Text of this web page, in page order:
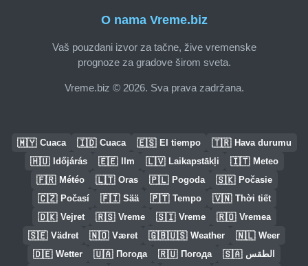
O nama Vreme.biz
Vaš pouzdani izvor za tačne, žive vremenske
prognoze za gradove širom sveta.
Vreme.biz © 2026. Sva prava zadržana.
🇲🇾 Cuaca 🇮🇩 Cuaca 🇪🇸 El tiempo 🇹🇷 Hava durumu
🇭🇺 Időjárás 🇪🇪 Ilm 🇱🇻 Laikapstākļi 🇮🇹 Meteo
🇫🇷 Météo 🇱🇹 Oras 🇵🇱 Pogoda 🇸🇰 Počasie
🇨🇿 Počasí 🇫🇮 Sää 🇵🇹 Tempo 🇻🇳 Thời tiết
🇩🇰 Vejret 🇷🇸 Vreme 🇸🇮 Vreme 🇷🇴 Vremea
🇸🇪 Vädret 🇳🇴 Været 🇬🇧🇺🇸 Weather 🇳🇱 Weer
🇩🇪 Wetter 🇺🇦 Погода 🇷🇺 Погода 🇸🇦 الطقس